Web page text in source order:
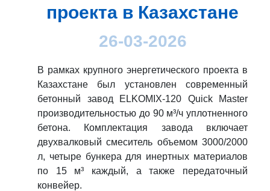
проекта в Казахстане
26-03-2026
В рамках крупного энергетического проекта в
Казахстане был установлен современный
бетонный завод ELKOMIX-120 Quick Master
производительностью до 90 м³/ч уплотненного
бетона. Комплектация завода включает
двухвалковый смеситель объемом 3000/2000
л, четыре бункера для инертных материалов
по 15 м³ каждый, а также передаточный
конвейер.